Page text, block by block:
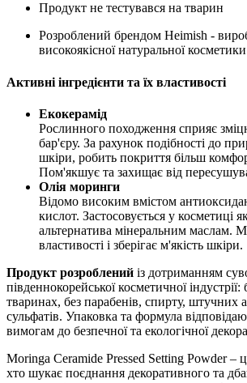
Продукт не тестувався на тварин
Розроблений брендом Heimish -
високоякісної натуральної
Активні інгредієнти та їх властивості
Екокерамід
Рослинного походження сприяє
бар'єру. За рахунок подібності до
шкіри, робить покриття більш
Пом'якшує та захищає від
Олія моринги
Відомо високим вмістом
кислот. Застосовується у косметиці
альтернатива мінеральним маслам.
властивості і зберігає м'якість шкіри.
Продукт розроблений із дотриманням
південнокорейської косметичної індустрії:
тваринах, без парабенів, спирту, штучних
сульфатів. Упаковка та формула
вимогам до безпечної та екологічної
Moringa Ceramide Pressed Setting Powder –
хто шукає поєднання декоративного та